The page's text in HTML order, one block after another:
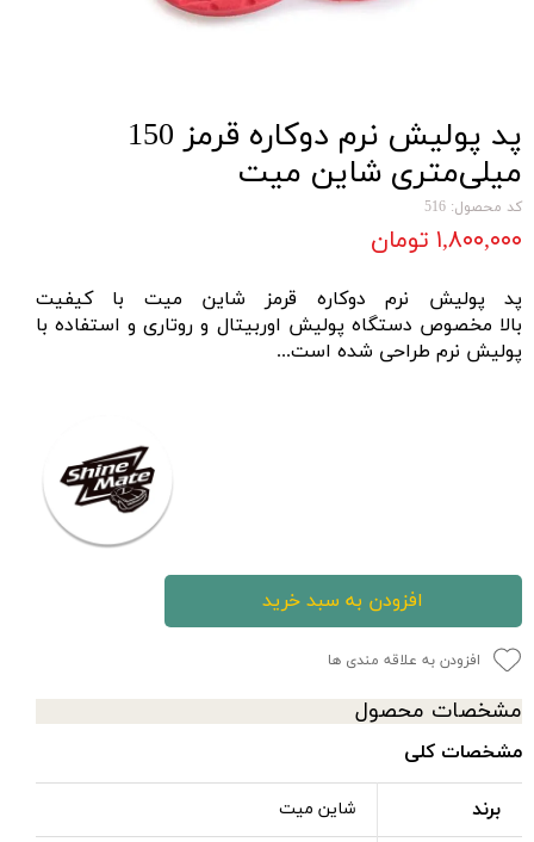
پد پولیش نرم دوکاره قرمز 150
میلی‌متری شاین‌ میت
کد محصول: 516
۱,۸۰۰,۰۰۰ تومان
پد پولیش نرم دوکاره قرمز شاین‌ میت با کیفیت
بالا مخصوص دستگاه پولیش اوربیتال و روتاریو استفاده با
پولیش نرم طراحی شده است...
افزودن به سبد خرید
افزودن به علاقه مندی ها
مشخصات محصول
مشخصات کلی
برند شاین‌ میت